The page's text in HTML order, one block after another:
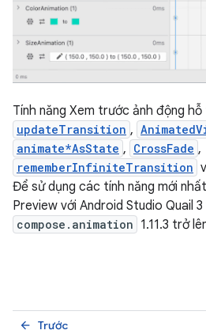
Tính năng Xem trước ảnh động
updateTransition ,
animate*AsState , CrossFade ,
rememberInfiniteTransition
Để sử dụng các tính năng mới
Preview với Android Studio Quail 3
compose.animation 1.11.3 trở
Trước
arrow_back